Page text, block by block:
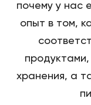
почему у нас
опыт в том,
хранения, а